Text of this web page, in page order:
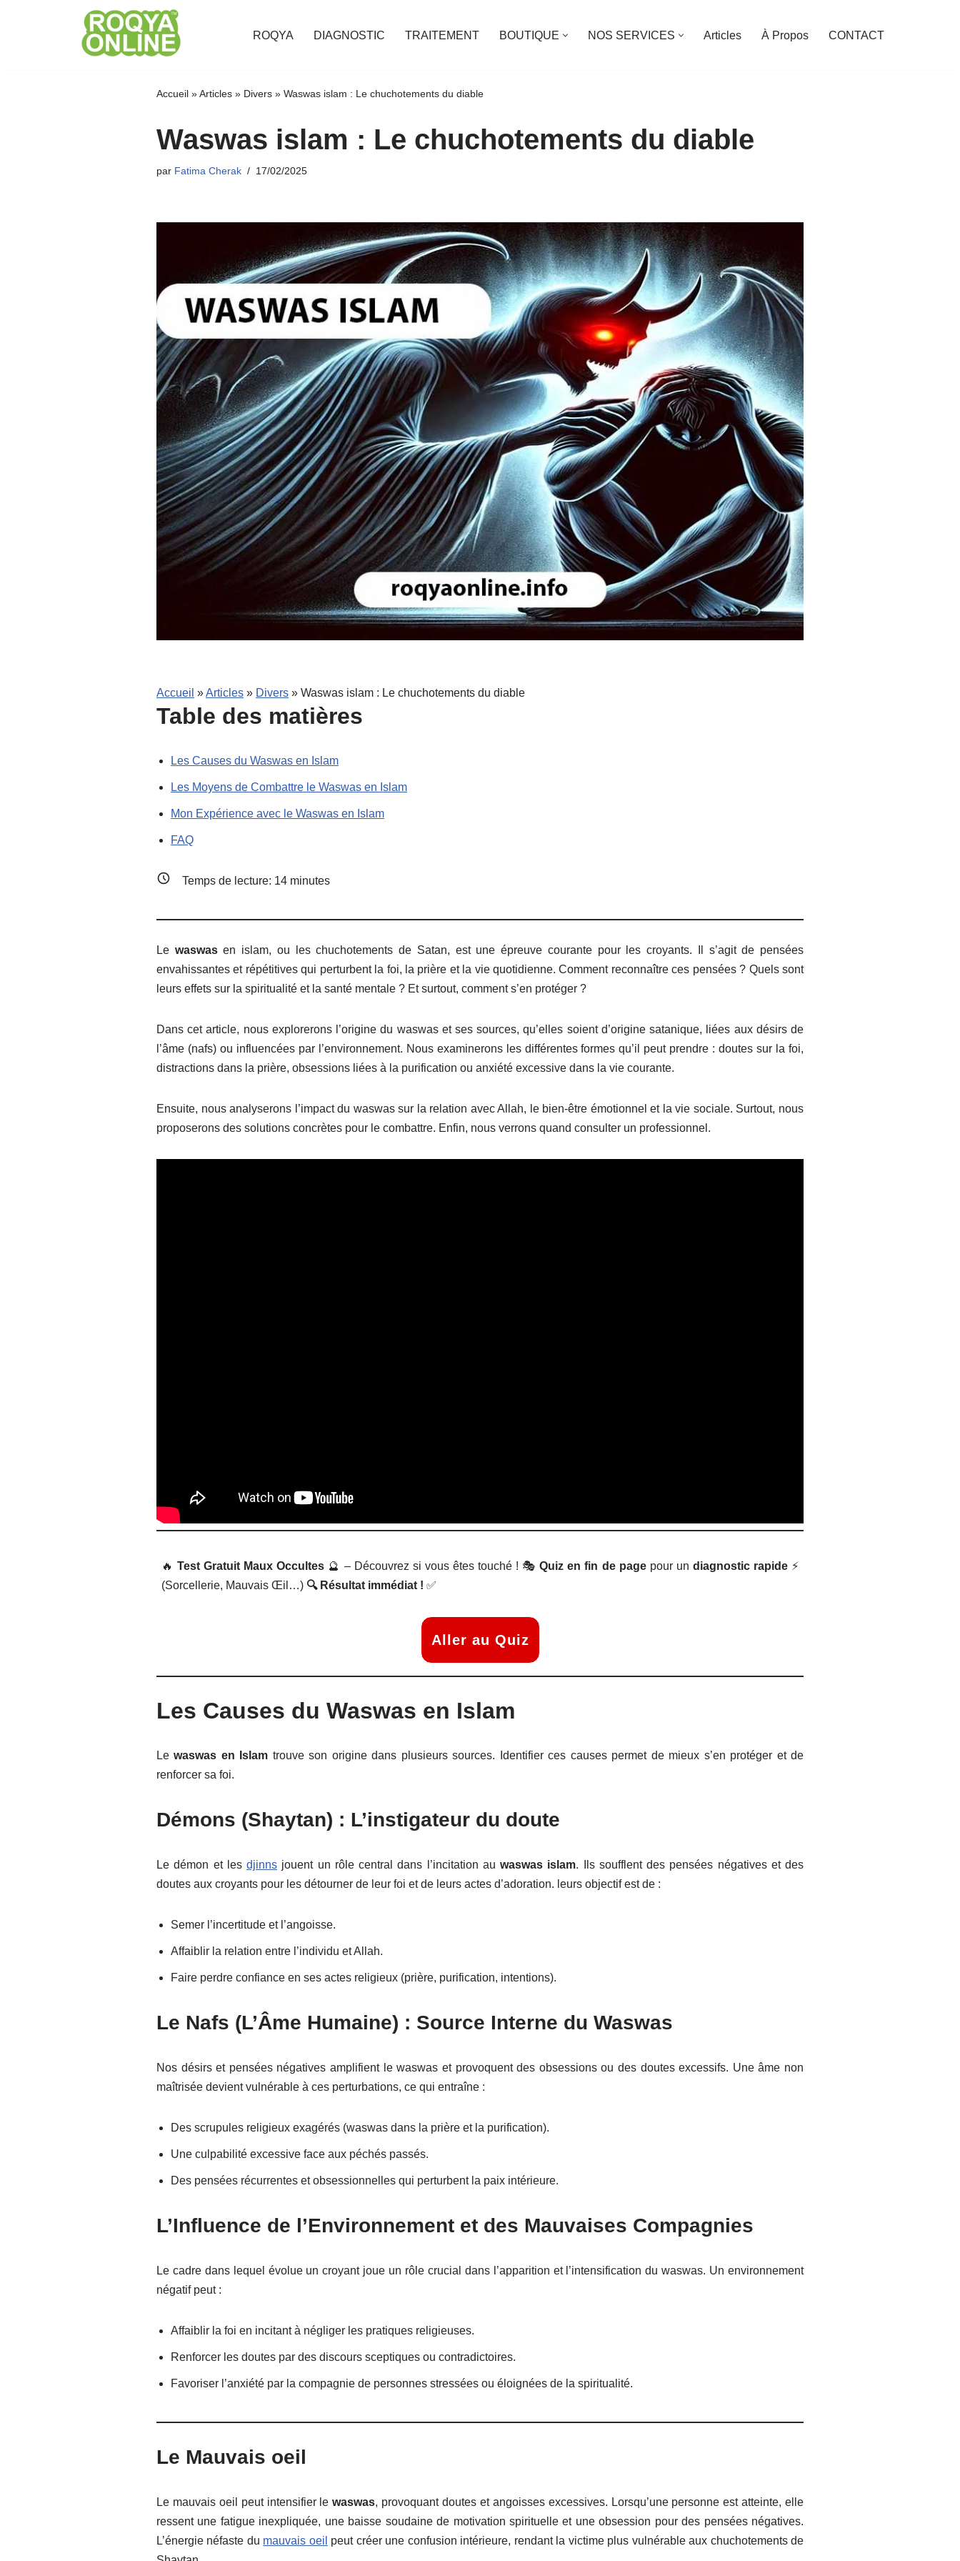
ROQYA DIAGNOSTIC TRAITEMENT BOUTIQUE NOS SERVICES Articles À Propos CONTACT
Accueil »Articles » Divers » Waswas islam : Le chuchotements du diable
Waswas islam : Le chuchotements du diable
par Fatima Cherak 17/02/2025
Accueil »Articles » Divers » Waswas islam : Le chuchotements du diable
Table des matières
Les Causes du Waswas en Islam
Les Moyens de Combattre le Waswas en Islam
Mon Expérience avec le Waswas en Islam
FAQ
Temps de lecture: 14 minutes
Le waswasen islam, ou les chuchotements de Satan, est une épreuve courante pour les croyants. Il s’agit de pensées
envahissantes et répétitives qui perturbent la foi, la prière et la vie quotidienne. Comment reconnaître ces pensées ? Quels sont
leurs effets sur la spiritualité et la santé mentale ? Et surtout, comment s’en protéger ?
Dans cet article, nous explorerons l’origine du waswas et ses sources, qu’elles soient d’origine satanique, liées aux désirs de
l’âme (nafs) ou influencées par l’environnement. Nous examinerons les différentes formes qu’il peut prendre : doutes sur la foi,
distractions dans la prière, obsessions liées à la purification ou anxiété excessive dans la vie courante.
Ensuite, nous analyserons l’impact du waswas sur la relation avec Allah, le bien-être émotionnel et la vie sociale. Surtout, nous
proposerons des solutions concrètes pour le combattre. Enfin, nous verrons quand consulter un professionnel.
🔥Test Gratuit Maux Occultes 🔮 – Découvrez si vous êtes touché ! 🎭Quiz en fin de pagepour un diagnostic rapide⚡
(Sorcellerie, Mauvais Œil…) 🔍 Résultat immédiat ! ✅
Aller au Quiz
Les Causes du Waswas en Islam
Lewaswas en Islam trouve son origine dans plusieurs sources. Identifier ces causes permet de mieux s’en protéger et de
renforcer sa foi.
Démons (Shaytan) : L’instigateur du doute
Le démon et les djinns jouent un rôle central dans l’incitation au waswas islam. Ils soufflent des pensées négatives et des
doutes aux croyants pour les détourner de leur foi et de leurs actes d’adoration. leurs objectif est de :
Semer l’incertitude et l’angoisse.
Affaiblir la relation entre l’individu et Allah.
Faire perdre confiance en ses actes religieux (prière, purification, intentions).
Le Nafs (L’Âme Humaine) : Source Interne du Waswas
Nos désirs et pensées négatives amplifient le waswas et provoquent des obsessions ou des doutes excessifs. Une âme non
maîtrisée devient vulnérable à ces perturbations, ce qui entraîne :
Des scrupules religieux exagérés (waswas dans la prière et la purification).
Une culpabilité excessive face aux péchés passés.
Des pensées récurrentes et obsessionnelles qui perturbent la paix intérieure.
L’Influence de l’Environnement et des Mauvaises Compagnies
Le cadre dans lequel évolue un croyant joue un rôle crucial dans l’apparition et l’intensification du waswas. Un environnement
négatif peut :
Affaiblir la foi en incitant à négliger les pratiques religieuses.
Renforcer les doutes par des discours sceptiques ou contradictoires.
Favoriser l’anxiété par la compagnie de personnes stressées ou éloignées de la spiritualité.
Le Mauvais oeil
Le mauvais oeil peut intensifier lewaswas, provoquant doutes et angoisses excessives. Lorsqu’une personne est atteinte, elle
ressent une fatigue inexpliquée, une baisse soudaine de motivation spirituelle et une obsession pour des pensées négatives.
L’énergie néfaste du mauvais oeil peut créer une confusion intérieure, rendant la victime plus vulnérable aux chuchotements de